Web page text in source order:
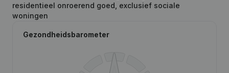
residentieel onroerend goed, exclusief sociale
woningen
Gezondheidsbarometer